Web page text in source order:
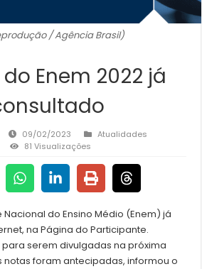
/ Agência Brasil)
Enem 2022 já
09/02/2023
Atualidades
81 Visualizações
do Ensino Médio (Enem) já
na Página do Participante.
serem divulgadas na próxima
notas foram antecipadas, informou o